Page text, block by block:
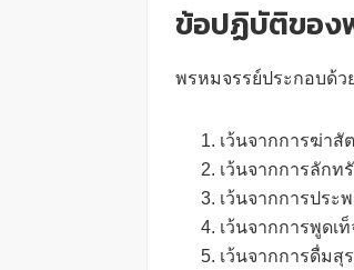
ข้อปฏิบัติของ
พรหมจรรย์ประกอบด้
เว้นจากการฆ่าสั
เว้นจากการลักท
เว้นจากการประ
เว้นจากการพูดเท็
เว้นจากการดื่มสุ